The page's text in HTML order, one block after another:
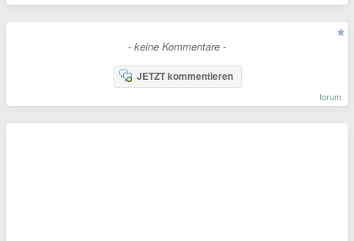
- keine Kommentare -
JETZT kommentieren
forum